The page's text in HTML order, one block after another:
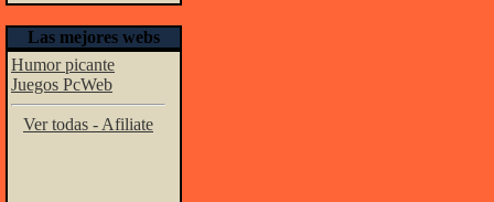
Las mejores webs
Humor picante
Juegos PcWeb
Ver todas - Afiliate